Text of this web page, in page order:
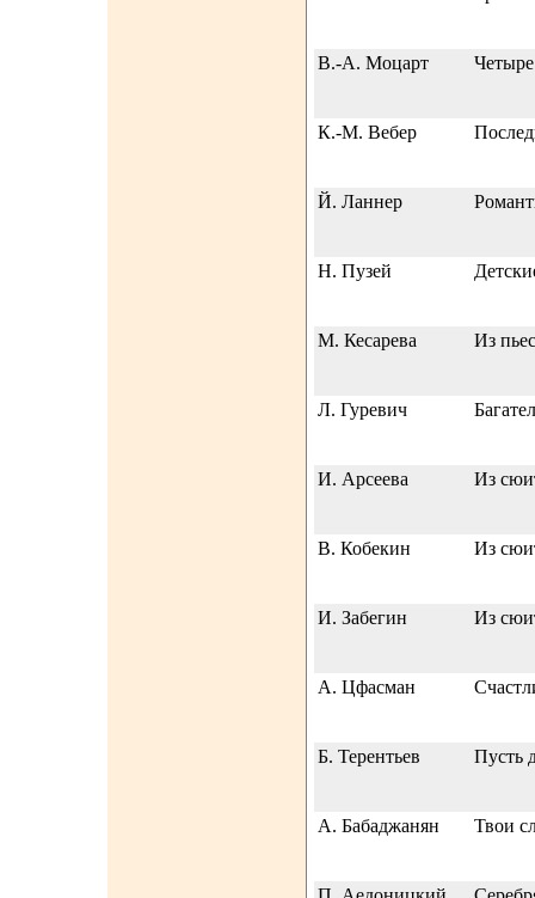
В.-А. Моцарт Четыре
К.-М. Вебер
Й. Ланнер
Н. Пузей
М. Кесарева Из
Л. Гуревич
И. Арсеева Из
В. Кобекин Из
И. Забегин Из
А. Цфасман
Б. Терентьев Пусть
А. Бабаджанян Твои